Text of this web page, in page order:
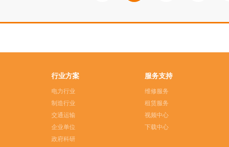
行业方案
电力行业
制造行业
交通运输
企业单位
政府科研
服务支持
维修服务
租赁服务
视频中心
下载中心